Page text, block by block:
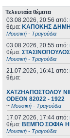
Τελευταία θέματα
03.08.2026, 20:56 από:
θέμα: ΚΑΠΟΚΗΣ
Μουσική - Τραγούδια
03.08.2026, 20:55 από:
θέμα: ΣΤΑΣΙΝΟΠΟΥΛΟΣ
Μουσική - Τραγούδια
21.07.2026, 16:41 από:
θέμα:
ΧΑΤΖΗΑΠΟΣΤΟΛΟΥ
ODEON 82022 - 1922
~ Μουσική - Τραγούδια
17.07.2026, 17:44 από:
θέμα: ΒΕΜΠΟ ΣΟΦΙΑ
Μουσική - Τραγούδια